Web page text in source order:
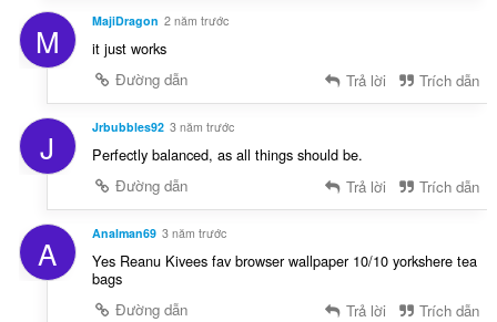
M MajiDragon 2 năm trước
it just works
Đường dẫn
Trả lời Trích dẫn
J Jrbubbles92 3 năm trước
Perfectly balanced, as all things should be.
Đường dẫn
Trả lời Trích dẫn
A Analman69 3 năm trước
Yes Reanu Kivees fav browser wallpaper 10/10 yorkshere tea
bags
Đường dẫn
Trả lời Trích dẫn